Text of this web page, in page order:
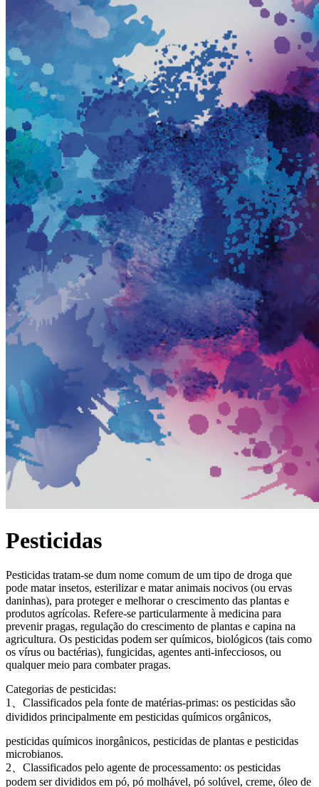
Pesticidas
Pesticidas tratam-se dum nome comum de um tipo de droga que
pode matar insetos, esterilizar e matar animais nocivos (ou ervas
daninhas), para proteger e melhorar o crescimento das plantas e
produtos agrícolas. Refere-se particularmente à medicina para
prevenir pragas, regulação do crescimento de plantas e capina na
agricultura. Os pesticidas podem ser químicos, biológicos (tais como
os vírus ou bactérias), fungicidas, agentes anti-infecciosos, ou
qualquer meio para combater pragas.
Categorias de pesticidas:
1、Classificados pela fonte de matérias-primas: os pesticidas são
divididos principalmente em pesticidas químicos orgânicos,
pesticidas químicos inorgânicos, pesticidas de plantas e pesticidas
microbianos.
2、Classificados pelo agente de processamento: os pesticidas
podem ser divididos em pó, pó molhável, pó solúvel, creme, óleo de